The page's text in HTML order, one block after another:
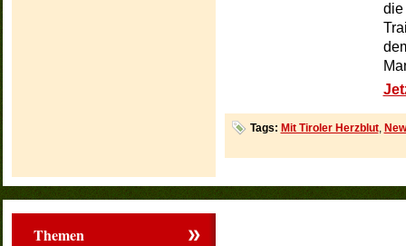
die
Tags: Mit Tiroler Herzblut,
Themen